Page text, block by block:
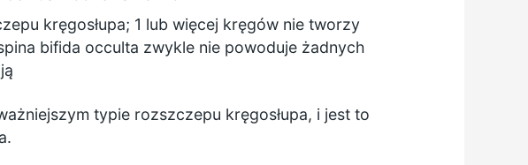
kręgosłupa; 1 lub więcej kręgów nie tworzy
bifida occulta zwykle nie powoduje żadnych
typie rozszczepu kręgosłupa, i jest to